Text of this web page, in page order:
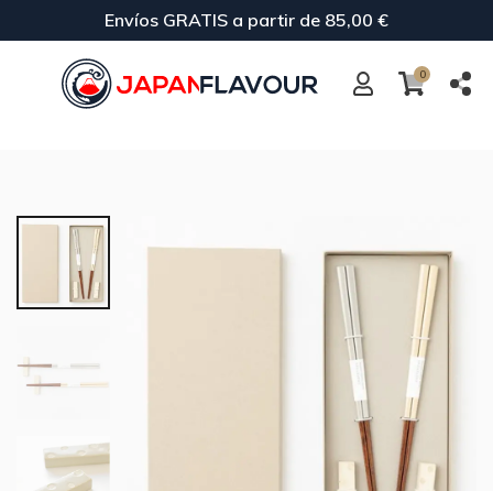
Envíos GRATIS a partir de 85,00 €
0